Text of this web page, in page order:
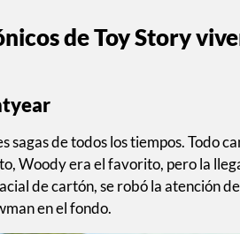
de Toy Story
sagas de todos los tiempos. Todo
Woody era el favorito, pero la
de cartón, se robó la atención
en el fondo.